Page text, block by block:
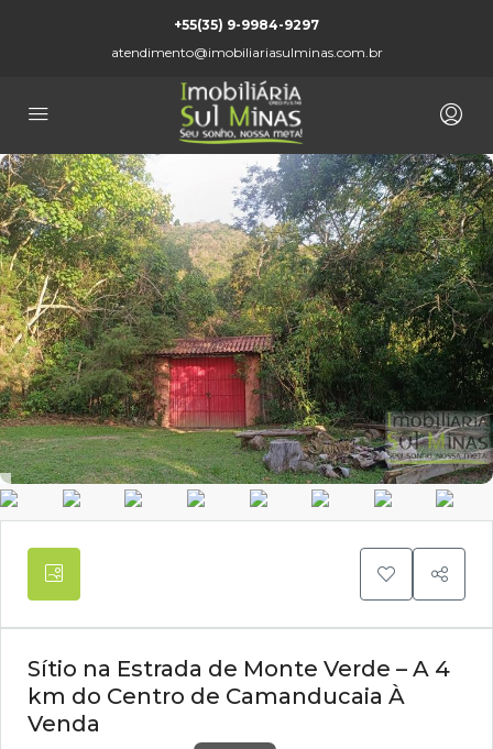
+55(35) 9-9984-9297
atendimento@imobiliariasulminas.com.br
Sítio na Estrada de Monte Verde – A 4
km do Centro de Camanducaia À
Venda